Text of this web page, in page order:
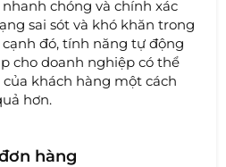
chóng và chính xác
sai sót và khó khăn trong
đó, tính năng tự động
cho doanh nghiệp có thể
khách hàng một cách
hơn.
hàng